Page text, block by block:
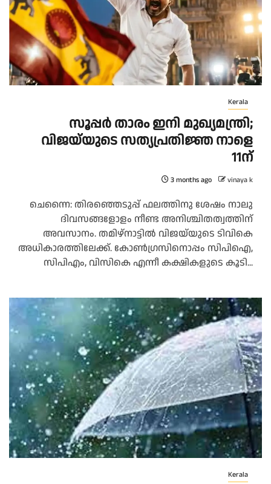
Kerala
സൂപ്പർ താരം ഇനി മുഖ്യമന്ത്രി;
വിജയ്‌യുടെ സത്യപ്രതിജ്ഞ നാളെ
11ന്‌
3 months ago vinaya k
ചെന്നൈ: തിരഞ്ഞെടുപ്പ് ഫലത്തിനു ശേഷം നാലു
ദിവസങ്ങളോളം നീണ്ട അനിശ്ചിതത്വത്തിന്
അവസാനം. തമിഴ്‌നാട്ടിൽ വിജയ്‌യുടെ ടിവികെ
അധികാരത്തിലേക്ക്. കോൺഗ്രസിനൊപ്പം സിപിഐ,
സിപിഎം, വിസികെ എന്നീ കക്ഷികളുടെ കൂടി...
Kerala